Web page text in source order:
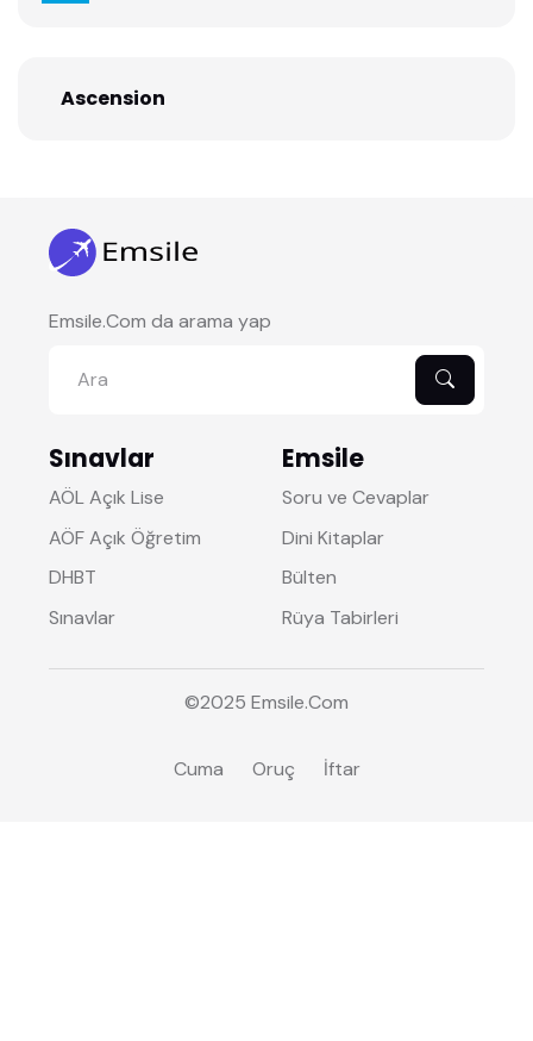
Ascension
Emsile.Com da arama yap
Sınavlar
AÖL Açık Lise
AÖF Açık Öğretim
DHBT
Sınavlar
Emsile
Soru ve Cevaplar
Dini Kitaplar
Bülten
Rüya Tabirleri
©2025 Emsile.Com
Cuma Oruç İftar